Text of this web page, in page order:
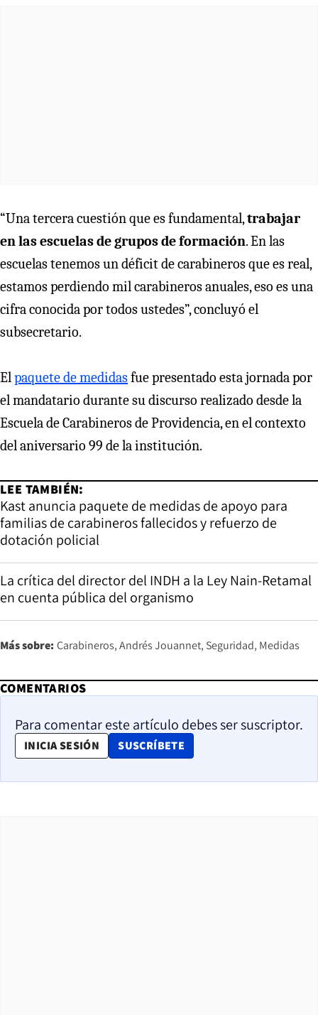
“Una tercera cuestión que es fundamental,trabajar
en las escuelas de grupos de formación. En las
escuelas tenemos un déficit de carabineros que es real,
estamos perdiendo mil carabineros anuales, eso es una
cifra conocida por todos ustedes”, concluyó el
subsecretario.
Elpaquete de medidasfue presentado esta jornada por
el mandatario durante su discurso realizado desde la
Escuela de Carabineros de Providencia, en el contexto
del aniversario 99 de la institución.
LEE TAMBIÉN:
Kast anuncia paquete de medidas de apoyo para
familias de carabineros fallecidos y refuerzo de
dotación policial
La crítica del director del INDH a la Ley Nain-Retamal
en cuenta pública del organismo
Más sobre: Carabineros Andrés Jouannet Seguridad Medidas
COMENTARIOS
Para comentar este artículo debes ser suscriptor.
INICIA SESIÓN SUSCRÍBETE
OPENS IN NEW WINDOW